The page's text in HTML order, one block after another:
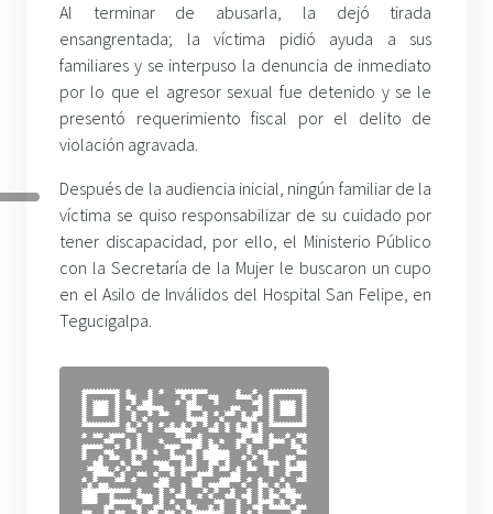
Al terminar de abusarla, la dejó tirada
ensangrentada; la víctima pidió ayuda a sus
familiares y se interpuso la denuncia de inmediato
por lo que el agresor sexual fue detenido y se le
presentó requerimiento fiscal por el delito de
violación agravada.
Después de la audiencia inicial, ningún familiar de la
víctima se quiso responsabilizar de su cuidado por
tener discapacidad, por ello, el Ministerio Público
con la Secretaría de la Mujer le buscaron un cupo
en el Asilo de Inválidos del Hospital San Felipe, en
Tegucigalpa.